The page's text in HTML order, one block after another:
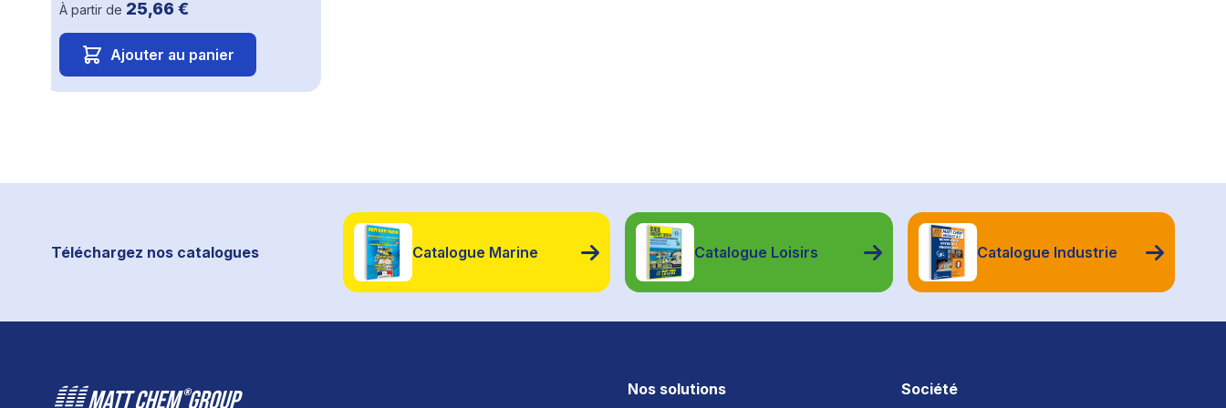
À partir de 25,66 €
Ajouter au panier
Téléchargez nos catalogues Catalogue Marine Catalogue Loisirs Catalogue Industrie
Nos solutions Société